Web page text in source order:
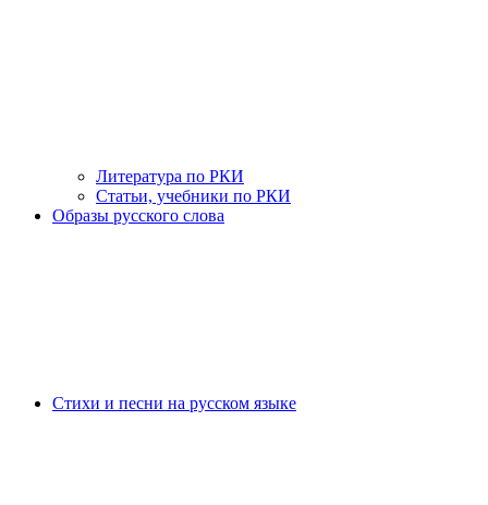
Литература по РКИ
Статьи, учебники по РКИ
Образы русского слова
Стихи и песни на русском языке